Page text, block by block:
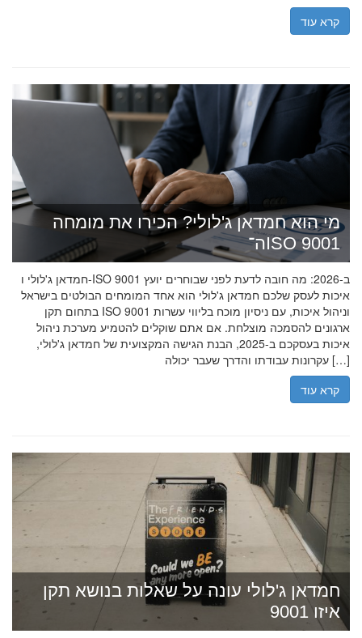
קרא עוד
מי הוא חמדאן ג'לולי? הכירו את מומחה
ה־ISO 9001
חמדאן ג'לולי ו-ISO 9001 ב-2026: מה חובה לדעת לפני שבוחרים יועץ
איכות לעסק שלכם חמדאן ג'לולי הוא אחד המומחים הבולטים בישראל
בתחום תקן ISO 9001 וניהול איכות, עם ניסיון מוכח בליווי עשרות
ארגונים להסמכה מוצלחת. אם אתם שוקלים להטמיע מערכת ניהול
איכות בעסקכם ב-2025, הבנת הגישה המקצועית של חמדאן ג'לולי,
עקרונות עבודתו והדרך שעבר יכולה […]
קרא עוד
חמדאן ג'לולי עונה על שאלות בנושא תקן
איזו 9001